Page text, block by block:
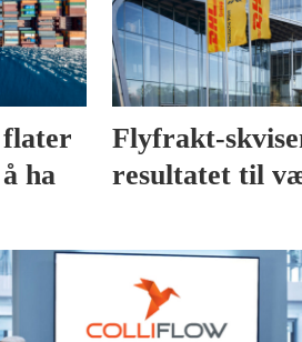
flater
ha
Flyfrakt-
resultatet til